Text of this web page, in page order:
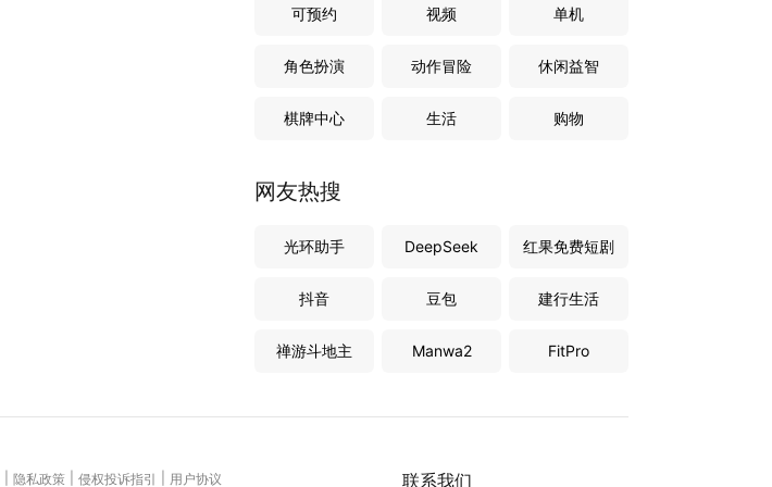
可预约 视频 单机
角色扮演 动作冒险 休闲益智
棋牌中心 生活 购物
网友热搜
光环助手 DeepSeek 红果免费短剧
抖音 豆包 建行生活
禅游斗地主 Manwa2 FitPro
联系我们
隐私政策 侵权投诉指引 用户协议